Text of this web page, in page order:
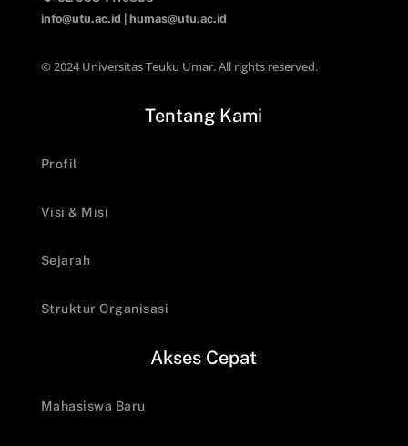
info@utu.ac.id
humas@utu.ac.id
© 2024 Universitas Teuku Umar. All rights reserved.
Tentang Kami
Profil
Visi & Misi
Sejarah
Struktur Organisasi
Akses Cepat
Mahasiswa Baru